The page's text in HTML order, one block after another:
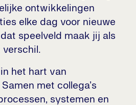
ontwikkelingen
elke dag voor nieuwe
speelveld maak jij als
verschil.
het hart van
met collega’s
systemen en